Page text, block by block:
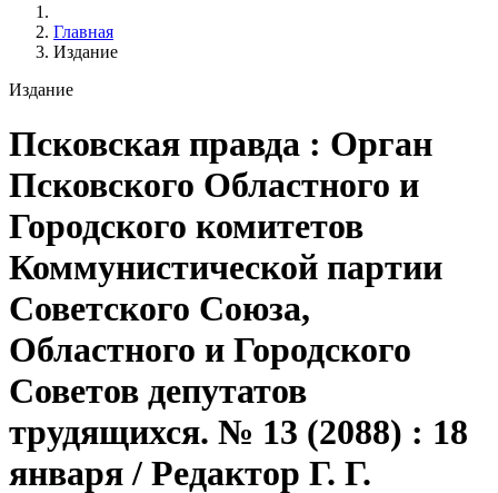
Главная
Издание
Издание
Псковская правда : Орган
Псковского Областного и
Городского комитетов
Коммунистической партии
Советского Союза,
Областного и Городского
Советов депутатов
трудящихся. № 13 (2088) : 18
января / Редактор Г. Г.